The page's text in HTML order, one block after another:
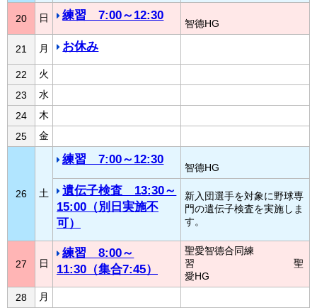
20 日 練習 7:00～12:30
智德HG
21 月 お休み
22
火
23
水
24
木
25
金
26 土
練習 7:00～12:30
智德HG
遺伝子検査 13:30～
15:00（別日実施不
可）
新入団選手を対象に野球専
門の遺伝子検査を実施しま
す。
27 日
練習 8:00～
11:30（集合7:45）
聖愛智德合同練
習 聖
愛HG
28
月